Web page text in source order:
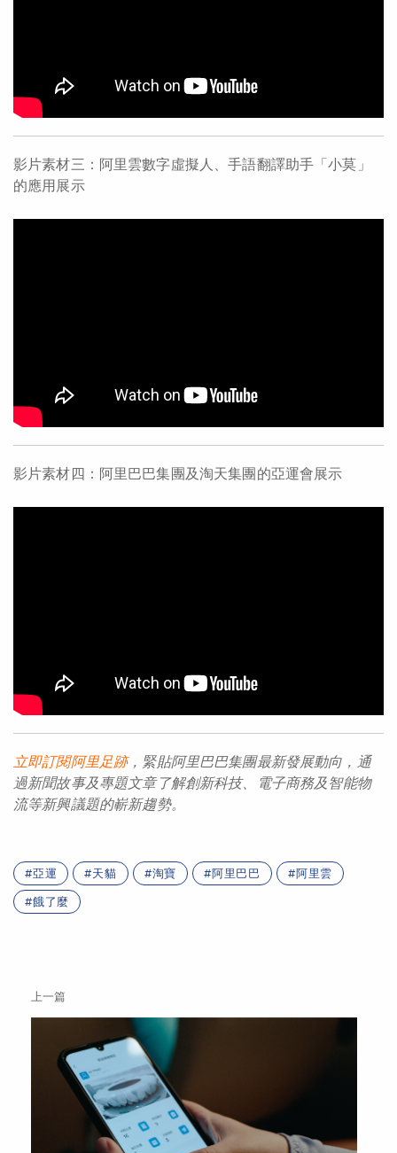
影片素材三：阿里雲數字虛擬人、手語翻譯助手「小莫」
的應用展示
影片素材四：阿里巴巴集團及淘天集團的亞運會展示
立即訂閱阿里足跡，緊貼阿里巴巴集團最新發展動向，通
過新聞故事及專題文章了解創新科技、 電子商務及智能物
流等新興議題的嶄新趨勢。
亞運 天貓 淘寶 阿里巴巴 阿里雲
餓了麼
上一篇